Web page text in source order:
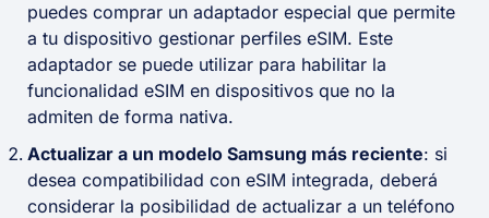
puedes comprar un adaptador especial que permite
a tu dispositivo gestionar perfiles eSIM. Este
adaptador se puede utilizar para habilitar la
funcionalidad eSIM en dispositivos que no la
admiten de forma nativa.
Actualizar a un modelo Samsung más reciente: si
desea compatibilidad con eSIM integrada, deberá
considerar la posibilidad de actualizar a un teléfono